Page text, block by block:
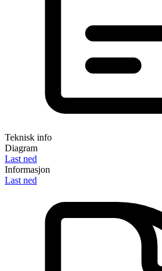
Teknisk info
Diagram
Last ned
Informasjon
Last ned